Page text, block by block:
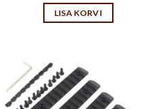
LISA KORVI